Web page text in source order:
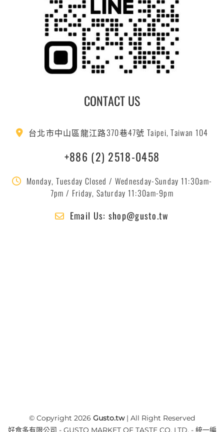
CONTACT US
台北市中山區龍江路370巷47號 Taipei, Taiwan 104
+886 (2) 2518-0458
Monday, Tuesday Closed / Wednesday-Sunday 11:30am-
7pm / Friday, Saturday 11:30am-9pm
Email Us: shop@gusto.tw
© Copyright 2026 Gusto.tw| All Right Reserved
好食多有限公司 - GUSTO MARKET OF TASTE CO. LTD. - 統一編